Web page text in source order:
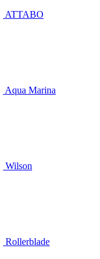
ATTABO
Aqua Marina
Wilson
Rollerblade